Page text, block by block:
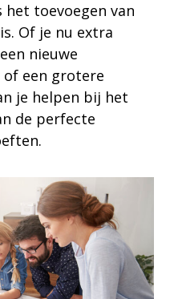
het toevoegen van
Of je nu extra
nieuwe
een grotere
je helpen bij het
de perfecte